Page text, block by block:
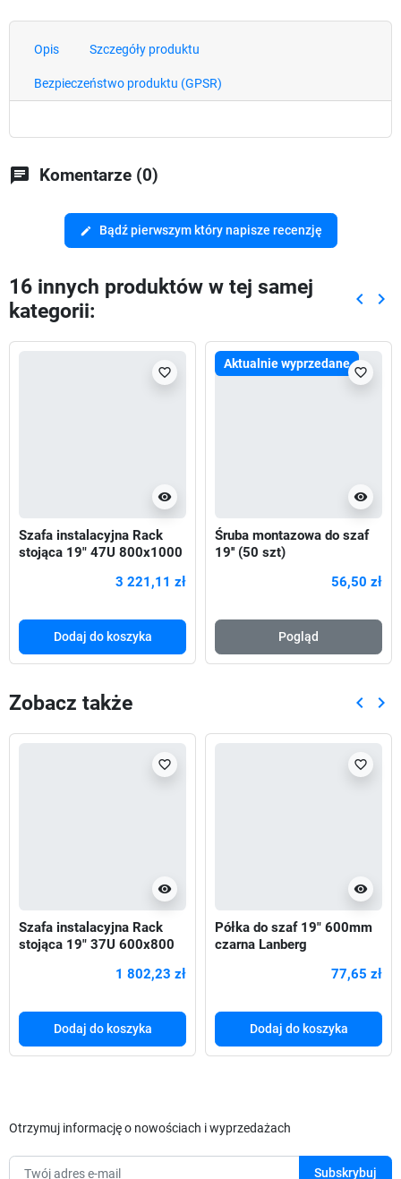
Opis Szczegóły produktu
Bezpieczeństwo produktu (GPSR)
chat Komentarze (0)
edit Bądź pierwszym który napisze recenzję
16 innych produktów w tej samej
kategorii:
keyboard_arrow_left keyboard_arrow_right
visibility
favorite_border
Szafa instalacyjna Rack
stojąca 19" 47U 800x1000
3 221,11 zł
Dodaj do koszyka
Aktualnie wyprzedane
visibility
favorite_border
Śruba montazowa do szaf
19'' (50 szt)
56,50 zł
Pogląd
Zobacz także keyboard_arrow_left keyboard_arrow_right
visibility
favorite_border
Szafa instalacyjna Rack
stojąca 19" 37U 600x800
1 802,23 zł
Dodaj do koszyka
visibility
favorite_border
Półka do szaf 19" 600mm
czarna Lanberg
77,65 zł
Dodaj do koszyka
Otrzymuj informację o nowościach i wyprzedażach